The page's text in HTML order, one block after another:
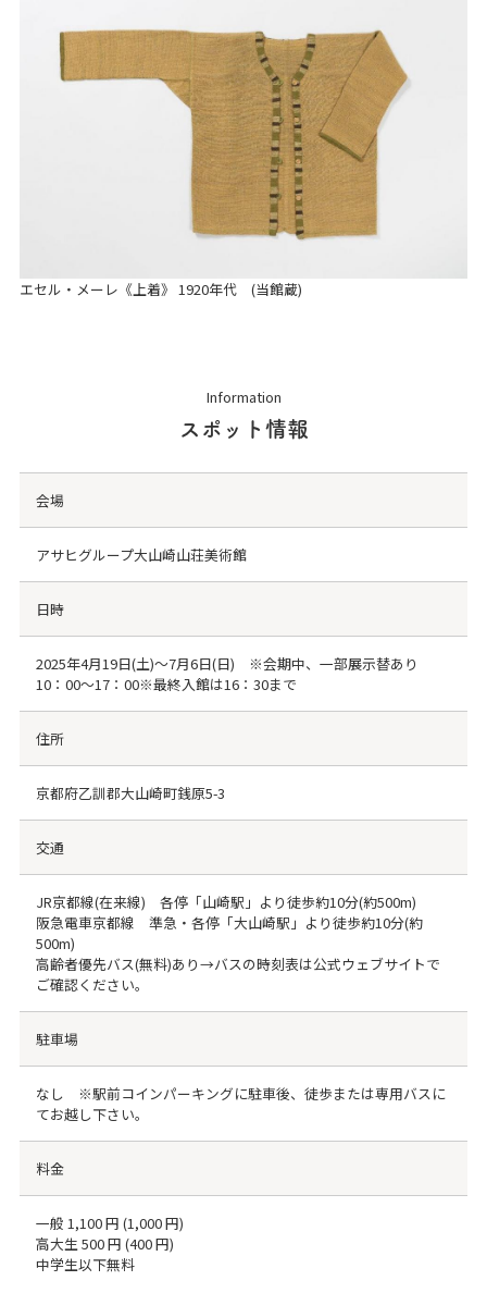
エセル・メーレ《上着》 1920年代 (当館蔵)
Information
スポット情報
会場
アサヒグループ大山崎山荘美術館
日時
2025年4月19日(土)～7月6日(日) ※会期中、一部展示替あり
10：00～17：00※最終入館は16：30まで
住所
京都府乙訓郡大山崎町銭原5-3
交通
JR京都線(在来線) 各停「山崎駅」より徒歩約10分(約500m)
阪急電車京都線 準急・各停「大山崎駅」より徒歩約10分(約
500m)
高齢者優先バス(無料)あり→バスの時刻表は公式ウェブサイトで
ご確認ください。
駐車場
なし ※駅前コインパーキングに駐車後、徒歩または専用バスに
てお越し下さい。
料金
一般 1,100 円 (1,000 円)
高大生 500 円 (400 円)
中学生以下無料